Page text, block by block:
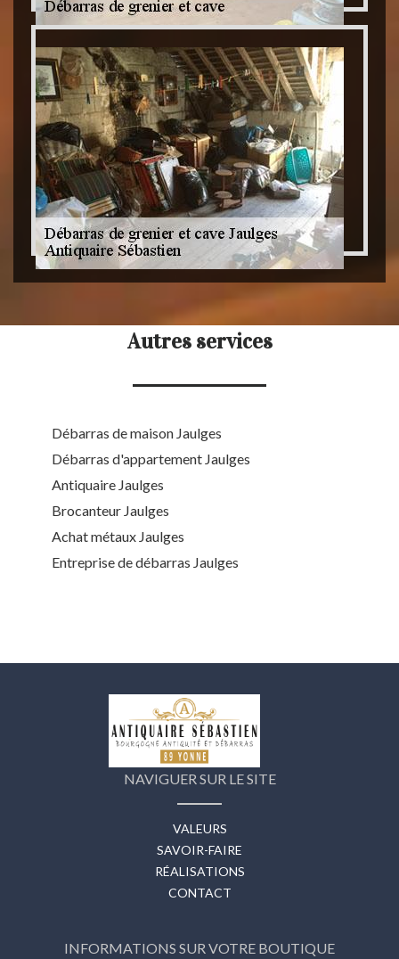
Autres services
Débarras de maison Jaulges
Débarras d'appartement Jaulges
Antiquaire Jaulges
Brocanteur Jaulges
Achat métaux Jaulges
Entreprise de débarras Jaulges
NAVIGUER SUR LE SITE
VALEURS
SAVOIR-FAIRE
RÉALISATIONS
CONTACT
INFORMATIONS SUR VOTRE BOUTIQUE